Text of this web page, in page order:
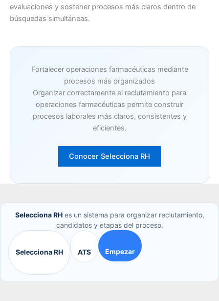
evaluaciones y sostener procesos más claros dentro de
búsquedas simultáneas.
Fortalecer operaciones farmacéuticas mediante
procesos más organizados
Organizar correctamente el reclutamiento para
operaciones farmacéuticas permite construir
procesos laborales más claros, consistentes y
eficientes.
Conocer Selecciona RH
Selecciona RHes un sistema para organizar reclutamiento,
candidatos y etapas del proceso.
Selecciona RH ATS Empezar